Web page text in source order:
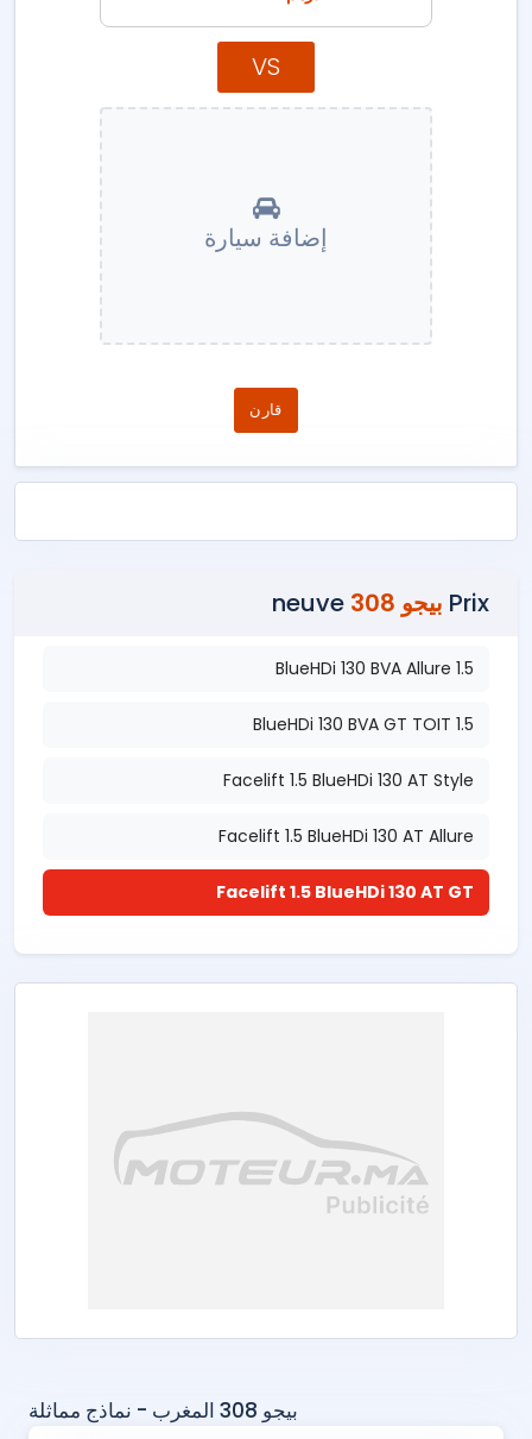
VS
إضافة سيارة
قارن
Prix بيجو 308
1.5 BlueHDi 130 BVA Allure
1.5 BlueHDi 130 BVA GT TOIT
Facelift 1.5 BlueHDi 130 AT Style
Facelift 1.5 BlueHDi 130 AT Allure
Facelift 1.5 BlueHDi 130 AT GT
بيجو 308 المغرب - نماذج مماثلة